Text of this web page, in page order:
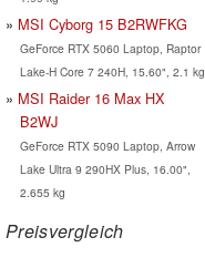
MSI Cyborg 15 B2RWFKG
GeForce RTX 5060 Laptop, Raptor
Lake-H Core 7 240H, 15.60", 2.1 kg
MSI Raider 16 Max HX
B2WJ
GeForce RTX 5090 Laptop, Arrow
Lake Ultra 9 290HX Plus, 16.00",
2.655 kg
Preisvergleich